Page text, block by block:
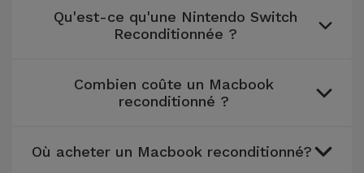
Qu'est-ce qu'une Nintendo Switch
Reconditionnée ?
Combien coûte un Macbook
reconditionné ?
Où acheter un Macbook reconditionné?